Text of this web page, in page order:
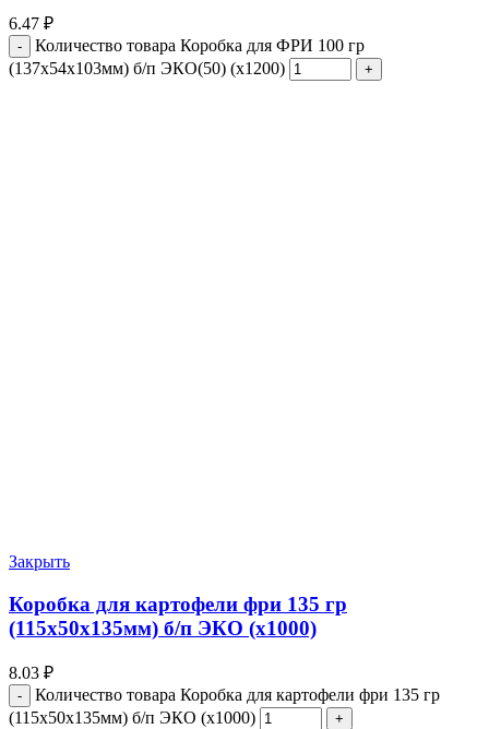
6.47 ₽
Количество товара Коробка для ФРИ 100 гр
(137х54х103мм) б/п ЭКО(50) (х1200)
Закрыть
Коробка для картофели фри 135 гр
(115х50х135мм) б/п ЭКО (х1000)
8.03 ₽
Количество товара Коробка для картофели фри 135 гр
(115х50х135мм) б/п ЭКО (х1000)